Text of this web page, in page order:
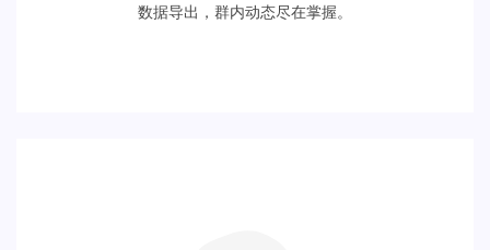
数据导出，群内动态尽在掌握。